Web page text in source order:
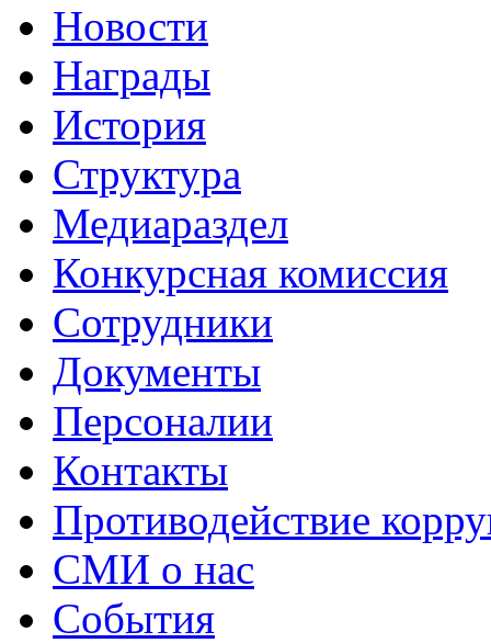
Новости
Награды
История
Структура
Медиараздел
Конкурсная комиссия
Сотрудники
Документы
Персоналии
Контакты
Противодействие
СМИ о нас
События